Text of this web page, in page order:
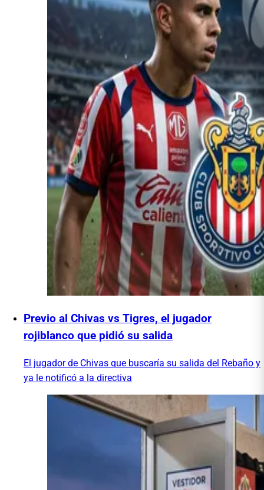
Previo al Chivas vs Tigres, el jugador
rojiblanco que pidió su salida
El jugador de Chivas que buscaría su salida del Rebaño y
ya le notificó a la directiva